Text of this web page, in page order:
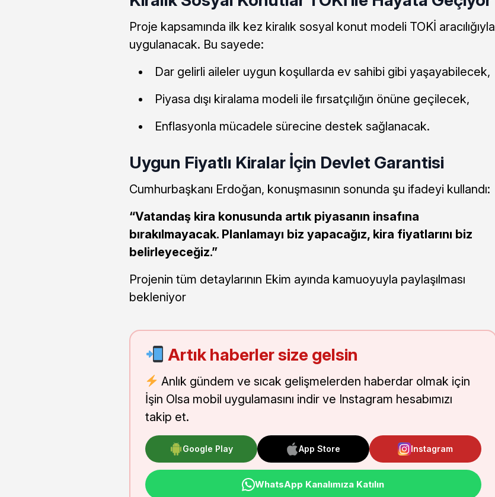
Proje kapsamında ilk kez kiralık sosyal konut modeli TOKİ aracılığıyla
uygulanacak. Bu sayede:
Dar gelirli aileler uygun koşullarda ev sahibi gibi yaşayabilecek,
Piyasa dışı kiralama modeli ile fırsatçılığın önüne geçilecek,
Enflasyonla mücadele sürecine destek sağlanacak.
Uygun Fiyatlı Kiralar İçin Devlet Garantisi
Cumhurbaşkanı Erdoğan, konuşmasının sonunda şu ifadeyi kullandı:
“Vatandaş kira konusunda artık piyasanın insafına
bırakılmayacak. Planlamayı biz yapacağız, kira fiyatlarını biz
belirleyeceğiz.”
Projenin tüm detaylarının Ekim ayında kamuoyuyla paylaşılması
bekleniyor
Artık haberler size gelsin
Anlık gündem ve sıcak gelişmelerden haberdar olmak için
İşin Olsa mobil uygulamasını indir ve Instagram hesabımızı
takip et.
Google Play App Store Instagram
WhatsApp Kanalımıza Katılın